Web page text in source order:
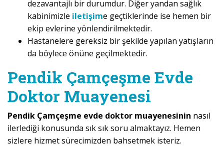
dezavantajlı bir durumdur. Diğer yandan sağlık
kabinimizle iletişime geçtiklerinde ise hemen bir
ekip evlerine yönlendirilmektedir.
Hastanelere gereksiz bir şekilde yapılan yatışların
da böylece önüne geçilmektedir.
Pendik Çamçeşme Evde
Doktor Muayenesi
Pendik Çamçeşme evde doktor muayenesinin nasıl
ilerlediği konusunda sık sık soru almaktayız. Hemen
sizlere hizmet sürecimizden bahsetmek isteriz.